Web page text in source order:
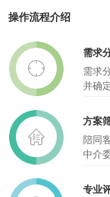
操作流程介绍
需求
需求
并确
方案
陪同
中介
专业